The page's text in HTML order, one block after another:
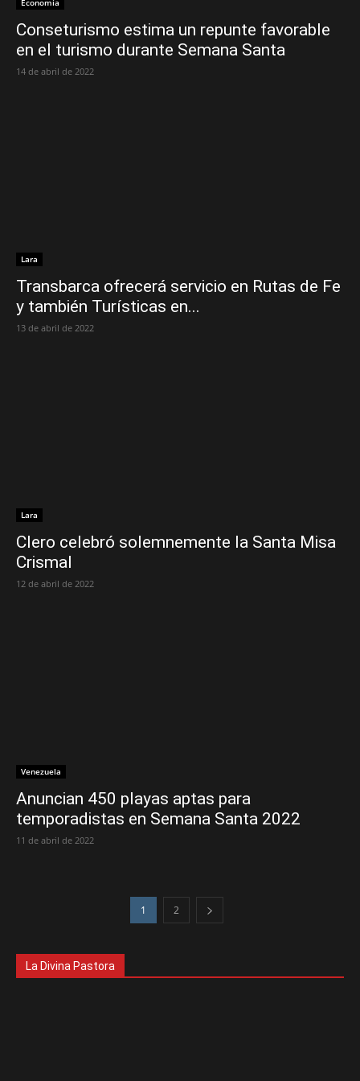
Economía
Conseturismo estima un repunte favorable
en el turismo durante Semana Santa
14 de abril de 2022
Lara
Transbarca ofrecerá servicio en Rutas de Fe
y también Turísticas en...
13 de abril de 2022
Lara
Clero celebró solemnemente la Santa Misa
Crismal
12 de abril de 2022
Venezuela
Anuncian 450 playas aptas para
temporadistas en Semana Santa 2022
11 de abril de 2022
1 2
La Divina Pastora